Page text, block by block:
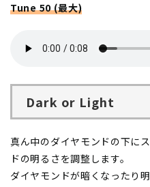
Tune 50 (最大)
Dark or Light
真ん中のダイヤモンドの下に
ドの明るさを調整します。
ダイヤモンドが暗くなったり